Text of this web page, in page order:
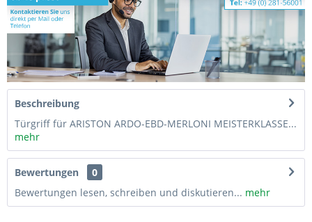
Beschreibung
Türgriff für ARISTON ARDO-EBD-MERLONI MEISTERKLASSE...
mehr
Bewertungen
0
Bewertungen lesen, schreiben und diskutieren... mehr